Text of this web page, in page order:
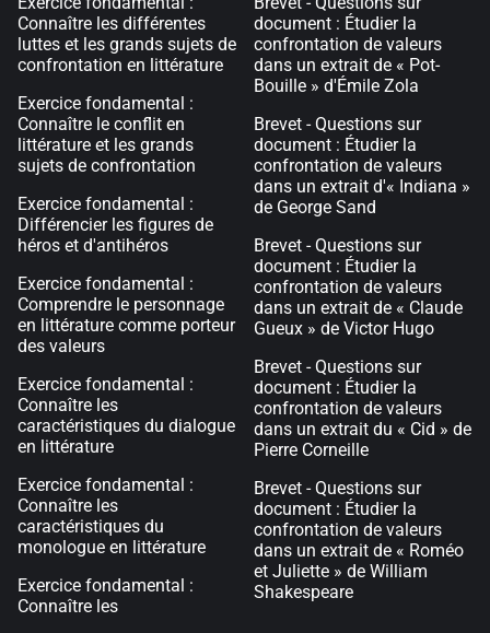
Connaître les différentes
luttes et les grands sujets de
confrontation en littérature
Exercice fondamental :
Connaître le conflit en
littérature et les grands
sujets de confrontation
Exercice fondamental :
Différencier les figures de
héros et d'antihéros
Exercice fondamental :
Comprendre le personnage
en littérature comme porteur
des valeurs
Exercice fondamental :
Connaître les
caractéristiques du dialogue
en littérature
Exercice fondamental :
Connaître les
caractéristiques du
monologue en littérature
Exercice fondamental :
Connaître les
document : Étudier la
confrontation de valeurs
dans un extrait de « Pot-
Bouille » d'Émile Zola
Brevet - Questions sur
document : Étudier la
confrontation de valeurs
dans un extrait d'« Indiana »
de George Sand
Brevet - Questions sur
document : Étudier la
confrontation de valeurs
dans un extrait de « Claude
Gueux » de Victor Hugo
Brevet - Questions sur
document : Étudier la
confrontation de valeurs
dans un extrait du « Cid » de
Pierre Corneille
Brevet - Questions sur
document : Étudier la
confrontation de valeurs
dans un extrait de « Roméo
et Juliette » de William
Shakespeare